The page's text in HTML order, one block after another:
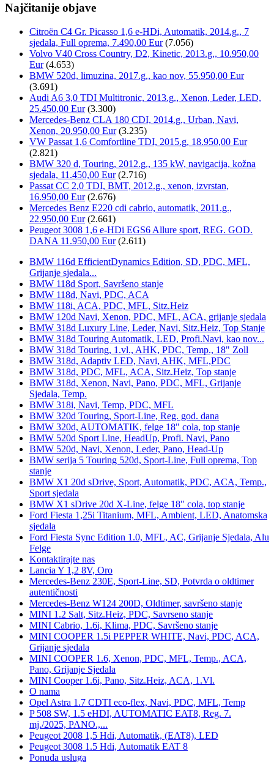
Najčitanije objave
Citroën C4 Gr. Picasso 1,6 e-HDi, Automatik, 2014.g., 7
sjedala, Full oprema, 7.490,00 Eur (7.056)
Volvo V40 Cross Country, D2, Kinetic, 2013.g., 10.950,00
Eur (4.653)
BMW 520d, limuzina, 2017.g., kao nov, 55.950,00 Eur
(3.691)
Audi A6 3,0 TDI Multitronic, 2013.g., Xenon, Leder, LED,
25.450,00 Eur (3.300)
Mercedes-Benz CLA 180 CDI, 2014.g., Urban, Navi,
Xenon, 20.950,00 Eur (3.235)
VW Passat 1,6 Comfortline TDI, 2015.g, 18.950,00 Eur
(2.821)
BMW 320 d, Touring, 2012.g., 135 kW, navigacija, kožna
sjedala, 11.450,00 Eur (2.716)
Passat CC 2,0 TDI, BMT, 2012.g., xenon, izvrstan,
16.950,00 Eur (2.676)
Mercedes Benz E220 cdi cabrio, automatik, 2011.g.,
22.950,00 Eur (2.661)
Peugeot 3008 1,6 e-HDi EGS6 Allure sport, REG. GOD.
DANA 11.950,00 Eur (2.611)
BMW 116d EfficientDynamics Edition, SD, PDC, MFL,
Grijanje sjedala...
BMW 118d Sport, Savršeno stanje
BMW 118d, Navi, PDC, ACA
BMW 118i, ACA, PDC, MFL, Sitz.Heiz
BMW 120d Navi, Xenon, PDC, MFL, ACA, grijanje sjedala
BMW 318d Luxury Line, Leder, Navi, Sitz.Heiz, Top Stanje
BMW 318d Touring Automatik, LED, Profi.Navi, kao nov...
BMW 318d Touring, 1.vl., AHK, PDC, Temp., 18" Zoll
BMW 318d, Adaptiv LED, Navi, AHK, MFL,PDC
BMW 318d, PDC, MFL, ACA, Sitz.Heiz, Top stanje
BMW 318d, Xenon, Navi, Pano, PDC, MFL, Grijanje
Sjedala, Temp.
BMW 318i, Navi, Temp, PDC, MFL
BMW 320d Touring, Sport-Line, Reg. god. dana
BMW 320d, AUTOMATIK, felge 18" cola, top stanje
BMW 520d Sport Line, HeadUp, Profi. Navi, Pano
BMW 520d, Navi, Xenon, Leder, Pano, Head-Up
BMW serija 5 Touring 520d, Sport-Line, Full oprema, Top
stanje
BMW X1 20d sDrive, Sport, Automatik, PDC, ACA, Temp.,
Sport sjedala
BMW X1 sDrive 20d X-Line, felge 18" cola, top stanje
Ford Fiesta 1,25i Titanium, MFL, Ambient, LED, Anatomska
sjedala
Ford Fiesta Sync Edition 1.0, MFL, AC, Grijanje Sjedala, Alu
Felge
Kontaktirajte nas
Lancia Y 1,2 8V, Oro
Mercedes-Benz 230E, Sport-Line, SD, Potvrda o oldtimer
autentičnosti
Mercedes-Benz W124 200D, Oldtimer, savršeno stanje
MINI 1.2 Salt, Sitz.Heiz, PDC, Savrseno stanje
MINI Cabrio, 1.6i, Klima, PDC, Savršeno stanje
MINI COOPER 1.5i PEPPER WHITE, Navi, PDC, ACA,
Grijanje sjedala
MINI COOPER 1.6, Xenon, PDC, MFL, Temp., ACA,
Pano, Grijanje Sjedala
MINI Cooper 1.6i, Pano, Sitz.Heiz, ACA, 1.Vl.
O nama
Opel Astra 1.7 CDTI eco-flex, Navi, PDC, MFL, Temp
P 508 SW, 1.5 eHDI, AUTOMATIC EAT8, Reg. 7.
mj./2025, PANO.,...
Peugeot 2008 1,5 Hdi, Automatik, (EAT8), LED
Peugeot 3008 1.5 Hdi, Automatik EAT 8
Ponuda usluga